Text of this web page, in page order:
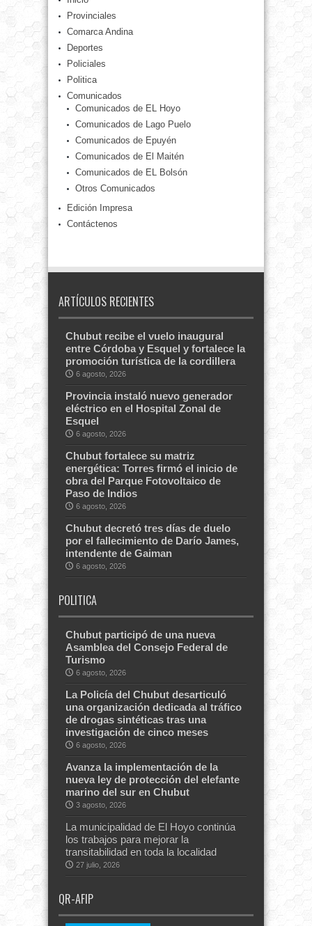
Provinciales
Comarca Andina
Deportes
Policiales
Politica
Comunicados
Comunicados de EL Hoyo
Comunicados de Lago Puelo
Comunicados de Epuyén
Comunicados de El Maitén
Comunicados de EL Bolsón
Otros Comunicados
Edición Impresa
Contáctenos
ARTÍCULOS RECIENTES
Chubut recibe el vuelo inaugural
entre Córdoba y Esquel y fortalece la
promoción turística de la cordillera
6 agosto, 2026
Provincia instaló nuevo generador
eléctrico en el Hospital Zonal de
Esquel
6 agosto, 2026
Chubut fortalece su matriz
energética: Torres firmó el inicio de
obra del Parque Fotovoltaico de
Paso de Indios
6 agosto, 2026
Chubut decretó tres días de duelo
por el fallecimiento de Darío James,
intendente de Gaiman
6 agosto, 2026
POLITICA
Chubut participó de una nueva
Asamblea del Consejo Federal de
Turismo
6 agosto, 2026
La Policía del Chubut desarticuló
una organización dedicada al tráfico
de drogas sintéticas tras una
investigación de cinco meses
6 agosto, 2026
Avanza la implementación de la
nueva ley de protección del elefante
marino del sur en Chubut
3 agosto, 2026
La municipalidad de El Hoyo continúa
los trabajos para mejorar la
transitabilidad en toda la localidad
27 julio, 2026
QR-AFIP